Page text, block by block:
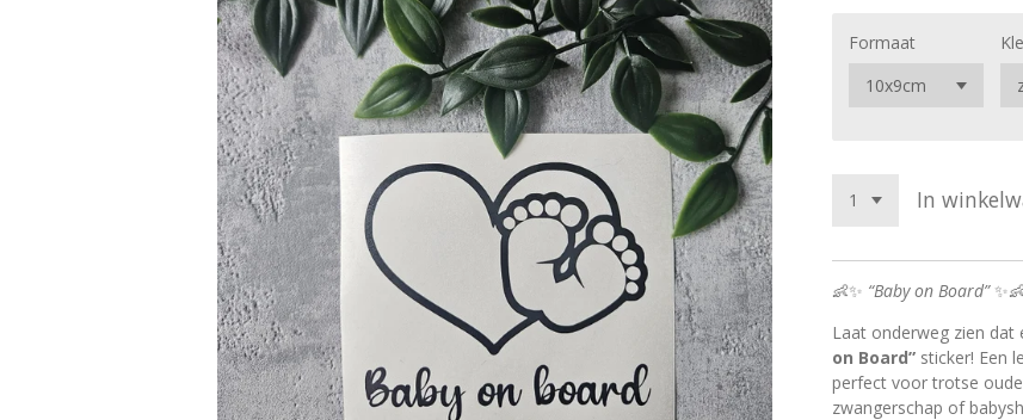
Formaat
In
👶✨ “Baby on Board”✨👶
Laat onderweg zien dat
on Board” sticker! Een
perfect voor trotse
zwangerschap of